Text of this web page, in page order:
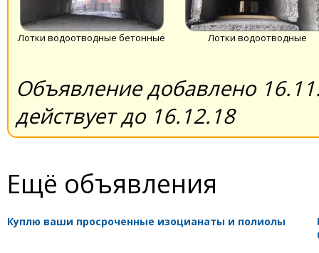
Лотки водоотводные бетонные Лотки водоотводные
Объявление добавлено
действует до 16.12.18
Ещё объявления
Куплю ваши просроченные изоцианаты и полиолы